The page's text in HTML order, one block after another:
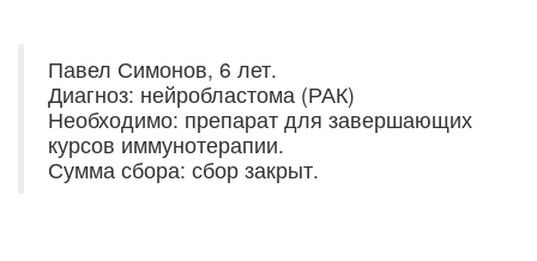
Павел Симонов, 6 лет.
Диагноз: нейробластома (РАК)
Необходимо: препарат для завершающих
курсов иммунотерапии.
Сумма сбора: сбор закрыт.